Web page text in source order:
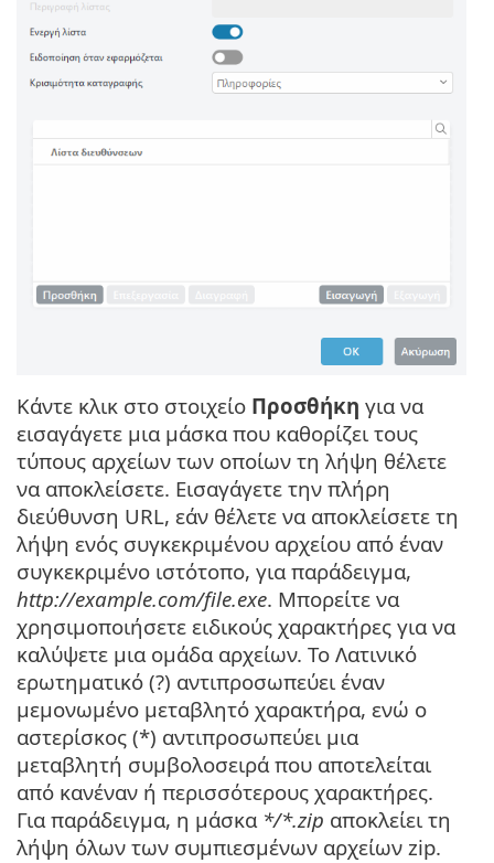
Κάντε κλικ στο στοιχείο Προσθήκη για να
εισαγάγετε μια μάσκα που καθορίζει τους
τύπους αρχείων των οποίων τη λήψη θέλετε
να αποκλείσετε. Εισαγάγετε την πλήρη
διεύθυνση URL, εάν θέλετε να αποκλείσετε τη
λήψη ενός συγκεκριμένου αρχείου από έναν
συγκεκριμένο ιστότοπο, για παράδειγμα,
http://example.com/file.exe. Μπορείτε να
χρησιμοποιήσετε ειδικούς χαρακτήρες για να
καλύψετε μια ομάδα αρχείων. Το Λατινικό
ερωτηματικό (?) αντιπροσωπεύει έναν
μεμονωμένο μεταβλητό χαρακτήρα, ενώ ο
αστερίσκος (*) αντιπροσωπεύει μια
μεταβλητή συμβολοσειρά που αποτελείται
από κανέναν ή περισσότερους χαρακτήρες.
Για παράδειγμα, η μάσκα */*.zip αποκλείει τη
λήψη όλων των συμπιεσμένων αρχείων zip.